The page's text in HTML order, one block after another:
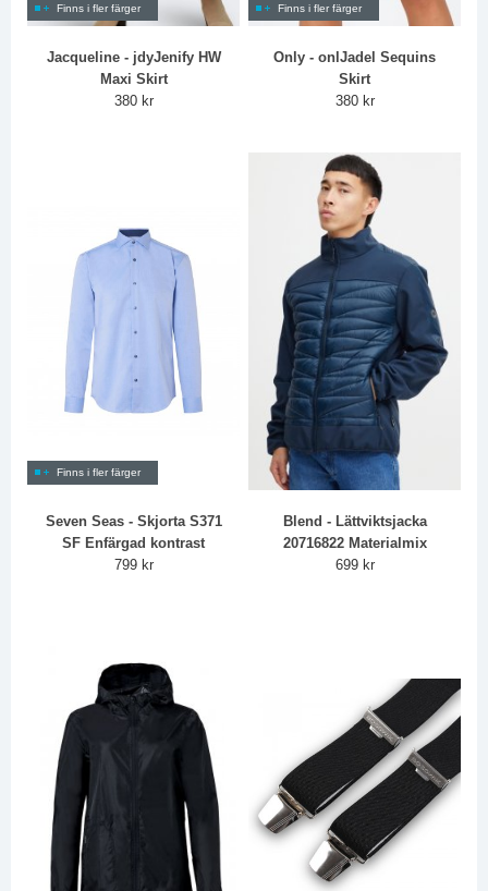
Finns i fler färger
Jacqueline - jdyJenify HW
Maxi Skirt
380 kr
Finns i fler färger
Only - onlJadel Sequins
Skirt
380 kr
Finns i fler färger
Seven Seas - Skjorta S371
SF Enfärgad kontrast
799 kr
Blend - Lättviktsjacka
20716822 Materialmix
699 kr